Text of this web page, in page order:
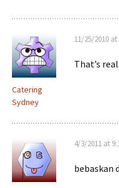
Catering
Sydney
11/25/2010 at
That’s
4/3/2011 at
bebaskan